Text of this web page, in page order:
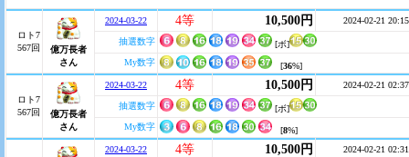
ロト7
567回
億万長者
さん
2024-03-22 4等 10,500円 2024-02-21 20:15
抽選数字
[ボ]
My数字
[36%]
ロト7
567回
億万長者
さん
2024-03-22 4等 10,500円 2024-02-21 02:37
抽選数字
[ボ]
My数字
[8%]
2024-03-22 4等 10,500円 2024-02-21 02:31